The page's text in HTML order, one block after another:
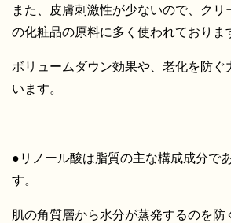
また、皮膚刺激性が少ないので、ク
の化粧品の原料に多く使われておりま
ボリュームダウン効果や、老化を防ぐ
います。
●リノール酸は脂質の主な構成成分で
す。
肌の角質層から水分が蒸発するのを防